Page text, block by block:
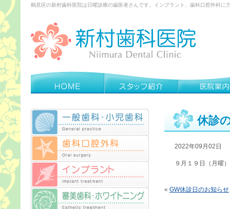
鶴見区の新村歯科医院は日曜診療の歯医者さんです。インプラント、歯科口腔外科
休診
2022年09月02日
９月１９日（月曜
« GW休診日のお知らせ